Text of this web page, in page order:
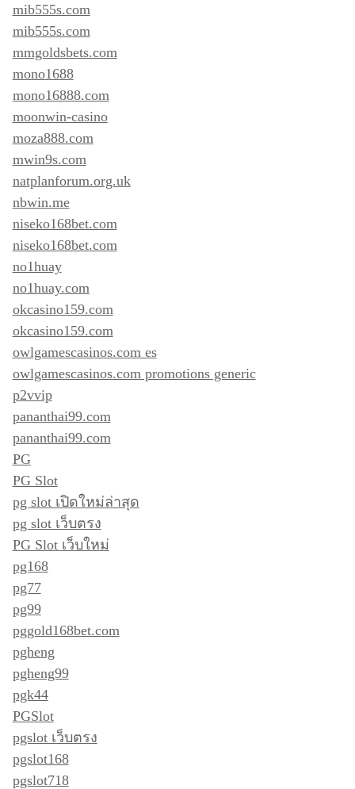
mib555s.com
mib555s.com
mmgoldsbets.com
mono1688
mono16888.com
moonwin-casino
moza888.com
mwin9s.com
natplanforum.org.uk
nbwin.me
niseko168bet.com
niseko168bet.com
no1huay
no1huay.com
okcasino159.com
okcasino159.com
owlgamescasinos.com es
owlgamescasinos.com promotions generic
p2vvip
pananthai99.com
pananthai99.com
PG
PG Slot
pg slot เปิดใหม่ล่าสุด
pg slot เว็บตรง
PG Slot เว็บใหม่
pg168
pg77
pg99
pggold168bet.com
pgheng
pgheng99
pgk44
PGSlot
pgslot เว็บตรง
pgslot168
pgslot718